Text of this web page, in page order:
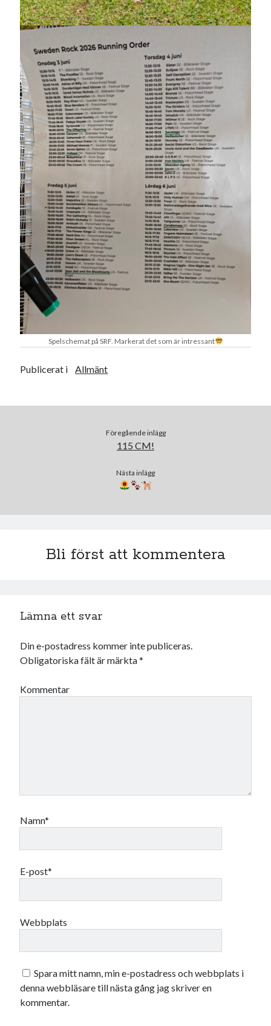
Spelschemat på SRF. Markerat det som är intressant
Publicerat i Allmänt
Föregående inlägg
115 CM!
Nästa inlägg
Bli först att kommentera
Lämna ett svar
Din e-postadress kommer inte publiceras.
Obligatoriska fält är märkta*
Kommentar
Namn*
E-post*
Webbplats
Spara mitt namn, min e-postadress och webbplats i
denna webbläsare till nästa gång jag skriver en
kommentar.